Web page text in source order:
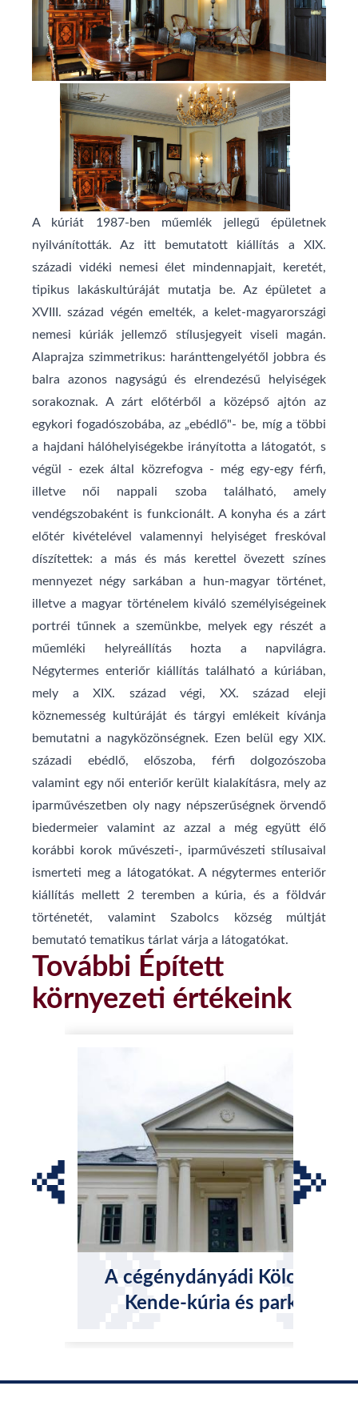
A kúriát 1987-ben műemlék jellegű épületnek
nyilvánították. Az itt bemutatott kiállítás a XIX.
századi vidéki nemesi élet mindennapjait, keretét,
tipikus lakáskultúráját mutatja be. Az épületet a
XVIII. század végén emelték, a kelet-magyarországi
nemesi kúriák jellemző stílusjegyeit viseli magán.
Alaprajza szimmetrikus: haránttengelyétől jobbra és
balra azonos nagyságú és elrendezésű helyiségek
sorakoznak. A zárt előtérből a középső ajtón az
egykori fogadószobába, az „ebédlő"- be, míg a többi
a hajdani hálóhelyiségekbe irányította a látogatót, s
végül - ezek által közrefogva - még egy-egy férfi,
illetve női nappali szoba található, amely
vendégszobaként is funkcionált. A konyha és a zárt
előtér kivételével valamennyi helyiséget freskóval
díszítettek: a más és más kerettel övezett színes
mennyezet négy sarkában a hun-magyar történet,
illetve a magyar történelem kiváló személyiségeinek
portréi tűnnek a szemünkbe, melyek egy részét a
műemléki helyreállítás hozta a napvilágra.
Négytermes enteriőr kiállítás található a kúriában,
mely a XIX. század végi, XX. század eleji
köznemesség kultúráját és tárgyi emlékeit kívánja
bemutatni a nagyközönségnek. Ezen belül egy XIX.
századi ebédlő, előszoba, férfi dolgozószoba
valamint egy női enteriőr került kialakításra, mely az
iparművészetben oly nagy népszerűségnek örvendő
biedermeier valamint az azzal a még együtt élő
korábbi korok művészeti-, iparművészeti stílusaival
ismerteti meg a látogatókat. A négytermes enteriőr
kiállítás mellett 2 teremben a kúria, és a földvár
történetét, valamint Szabolcs község múltját
bemutató tematikus tárlat várja a látogatókat.
További Épített
környezeti értékeink
A cégénydányádi Kölcsey-
Kende-kúria és parkja